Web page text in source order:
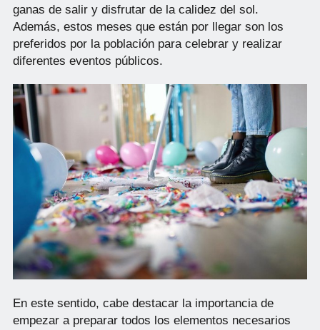
ganas de salir y disfrutar de la calidez del sol.
Además, estos meses que están por llegar son los
preferidos por la población para celebrar y realizar
diferentes eventos públicos.
En este sentido, cabe destacar la importancia de
empezar a preparar todos los elementos necesarios